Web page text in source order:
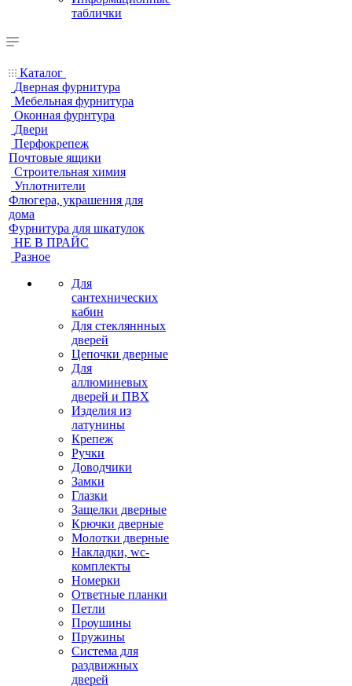
таблички
Каталог
Дверная фурнитура
Мебельная фурнитура
Оконная фурнтура
Двери
Перфокрепеж
Почтовые ящики
Строительная химия
Уплотнители
Флюгера, украшения для
дома
Фурнитура для шкатулок
НЕ В ПРАЙС
Разное
Для
сантехнических
кабин
Для стекляннных
дверей
Цепочки дверные
Для
аллюминевых
дверей и ПВХ
Изделия из
латунины
Крепеж
Ручки
Доводчики
Замки
Глазки
Защелки дверные
Крючки дверные
Молотки дверные
Накладки, wc-
комплекты
Номерки
Ответные планки
Петли
Проушины
Пружины
Система для
раздвижных
дверей